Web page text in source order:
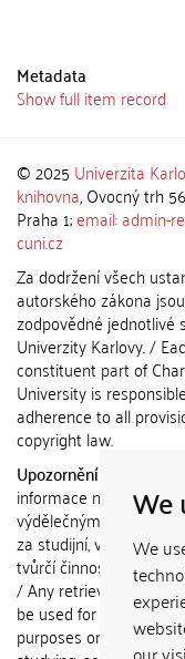
We
We
Metadata
Show full item record
© 2025 Univerzita
knihovna, Ovocný trh
Praha 1;email: admin-
cuni.cz
Za dodržení všech
autorského zákona jsou
zodpovědné jednotlivé
Univerzity Karlovy. /
constituent part of
University is
adherence to all
copyright law.
Upozornění / Notice:
informace nemohou
výdělečným účelům
za studijní, vědeckou
tvůrčí činnost jiné
/ Any retrieved
be used for any
purposes or claimed